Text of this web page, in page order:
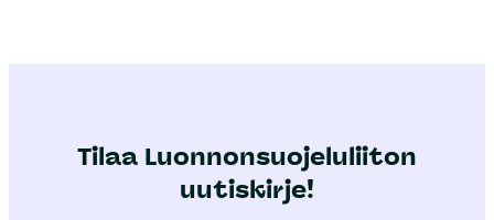
Tilaa Luonnonsuojeluliiton
uutiskirje!